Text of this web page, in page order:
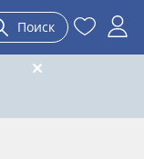
Поиск